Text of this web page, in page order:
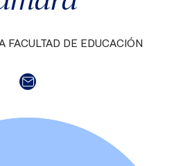
FACULTAD DE EDUCACIÓN